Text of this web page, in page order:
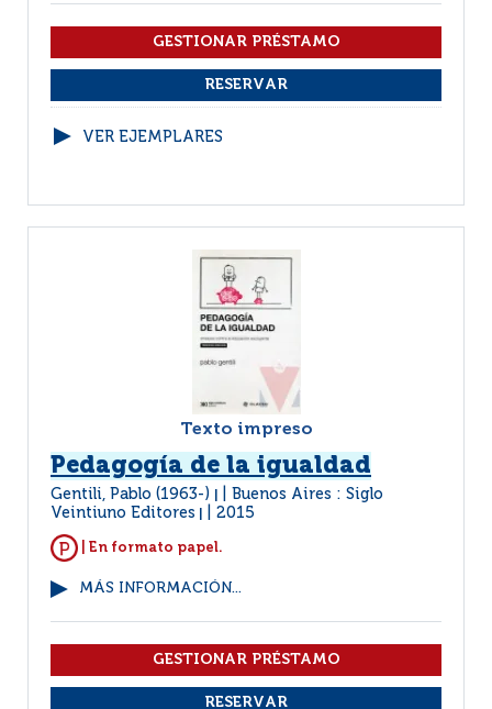
VER EJEMPLARES
Texto impreso
Pedagogía de la igualdad
Gentili, Pablo (1963-)
Buenos Aires : Siglo
Veintiuno Editores
2015
| En formato papel.
MÁS INFORMACIÓN...